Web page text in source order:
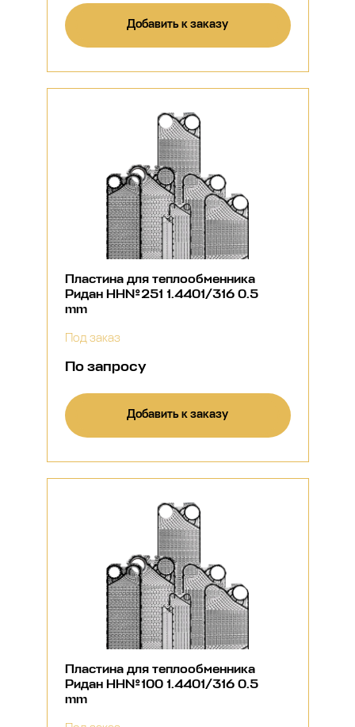
Добавить к заказу
Пластина для теплообменника
Ридан НН№251 1.4401/316 0.5
mm
Под заказ
По запросу
Добавить к заказу
Пластина для теплообменника
Ридан НН№100 1.4401/316 0.5
mm